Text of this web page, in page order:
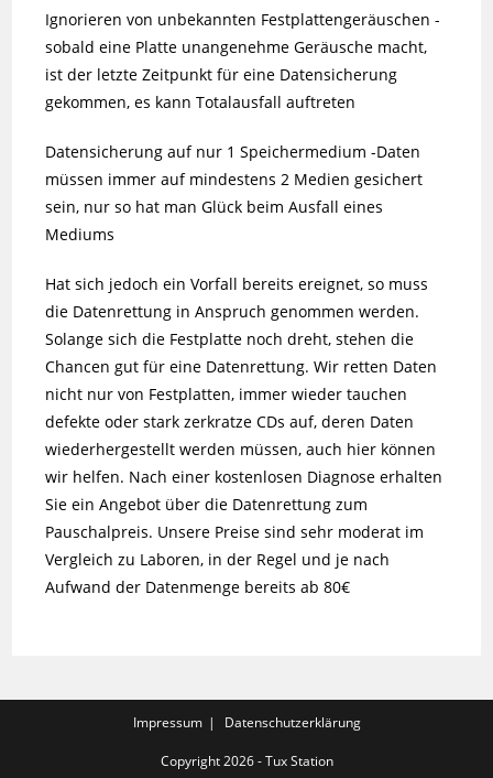
Ignorieren von unbekannten Festplattengeräuschen -
sobald eine Platte unangenehme Geräusche macht,
ist der letzte Zeitpunkt für eine Datensicherung
gekommen, es kann Totalausfall auftreten
Datensicherung auf nur 1 Speichermedium -Daten
müssen immer auf mindestens 2 Medien gesichert
sein, nur so hat man Glück beim Ausfall eines
Mediums
Hat sich jedoch ein Vorfall bereits ereignet, so muss
die Datenrettung in Anspruch genommen werden.
Solange sich die Festplatte noch dreht, stehen die
Chancen gut für eine Datenrettung. Wir retten Daten
nicht nur von Festplatten, immer wieder tauchen
defekte oder stark zerkratze CDs auf, deren Daten
wiederhergestellt werden müssen, auch hier können
wir helfen. Nach einer kostenlosen Diagnose erhalten
Sie ein Angebot über die Datenrettung zum
Pauschalpreis. Unsere Preise sind sehr moderat im
Vergleich zu Laboren, in der Regel und je nach
Aufwand der Datenmenge bereits ab 80€
Impressum Datenschutzerklärung
Copyright 2026 - Tux Station